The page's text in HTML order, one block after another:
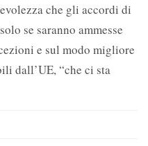
che gli accordi di
se saranno ammesse
e sul modo migliore
dall’UE, “che ci sta